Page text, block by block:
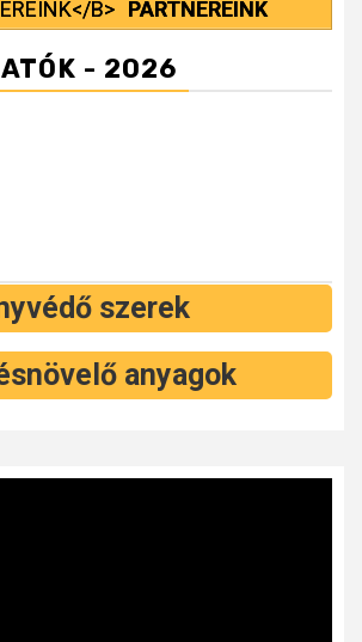
PARTNEREINK
- 2026
szerek
anyagok